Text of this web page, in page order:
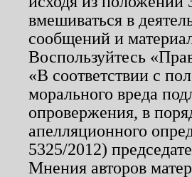
вмешиваться в
сообщений и
Воспользуйтесь
«В соответствии с
морального вреда
опровержения, в
апелляционного
5325/2012)
Мнения авторов